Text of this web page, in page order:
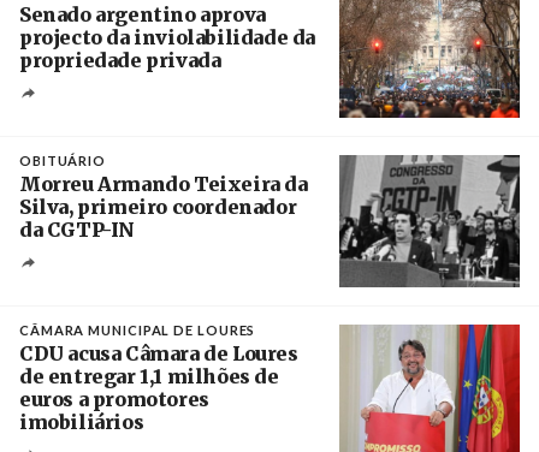
Senado argentino aprova
projecto da inviolabilidade da
propriedade privada
OBITUÁRIO
Morreu Armando Teixeira da
Silva, primeiro coordenador
da CGTP-IN
CÂMARA MUNICIPAL DE LOURES
CDU acusa Câmara de Loures
de entregar 1,1 milhões de
euros a promotores
imobiliários